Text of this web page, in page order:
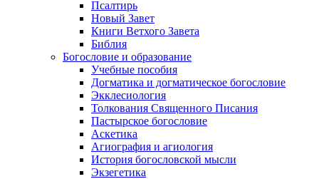
Псалтирь
Новый Завет
Книги Ветхого Завета
Библия
Богословие и образование
Учебные пособия
Догматика и догматическое богословие
Экклесиология
Толкования Священного Писания
Пастырское богословие
Аскетика
Агиография и агиология
История богословской мысли
Экзегетика